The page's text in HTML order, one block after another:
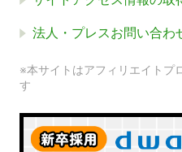
法人・プレスお問い合わ
※本サイトはアフィリエイトプ
す